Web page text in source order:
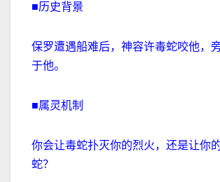
■历史背景
保罗遭遇船难后，神容许毒蛇咬他，
于他。
■属灵机制
你会让毒蛇扑灭你的烈火，还是让你
蛇？